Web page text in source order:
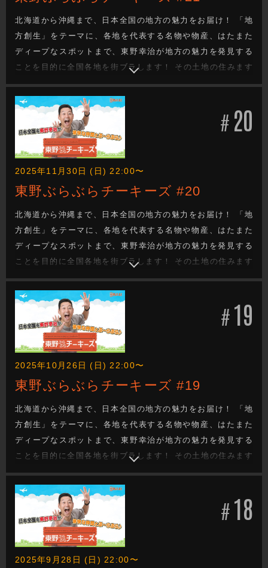
北海道から沖縄まで、日本全国の地方の魅力をお届け！ 「地
方創生」をテーマに、各地を代表する名物や物産、はたまた
ディープなスポットまで、東野幸治が地方の魅力を発見する
ことを目的に全国各地を街ブラします！ その土地の住みます
芸人が、東野の喜びそうなスポットへ案内し、美味しいもの
を食べたり、絶景を観たり、温泉に入ったり、、、旅を通し
て地方の魅力を探るロケバラエティです！
# 20
2025年11月30日 (日) 22:00〜
東野ぶらぶらチーキーズ #20
北海道から沖縄まで、日本全国の地方の魅力をお届け！ 「地
方創生」をテーマに、各地を代表する名物や物産、はたまた
ディープなスポットまで、東野幸治が地方の魅力を発見する
ことを目的に全国各地を街ブラします！ その土地の住みます
芸人が、東野の喜びそうなスポットへ案内し、美味しいもの
を食べたり、絶景を観たり、温泉に入ったり、、、旅を通し
て地方の魅力を探るロケバラエティです！
#19
2025年10月26日 (日) 22:00〜
東野ぶらぶらチーキーズ #19
北海道から沖縄まで、日本全国の地方の魅力をお届け！ 「地
方創生」をテーマに、各地を代表する名物や物産、はたまた
ディープなスポットまで、東野幸治が地方の魅力を発見する
ことを目的に全国各地を街ブラします！ その土地の住みます
芸人が、東野の喜びそうなスポットへ案内し、美味しいもの
を食べたり、絶景を観たり、温泉に入ったり、、、旅を通し
て地方の魅力を探るロケバラエティです！
#18
2025年9月28日 (日) 22:00〜